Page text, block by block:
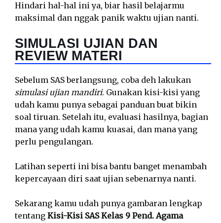
Hindari hal-hal ini ya, biar hasil belajarmu
maksimal dan nggak panik waktu ujian nanti.
SIMULASI UJIAN DAN
REVIEW MATERI
Sebelum SAS berlangsung, coba deh lakukan
simulasi ujian mandiri. Gunakan kisi-kisi yang
udah kamu punya sebagai panduan buat bikin
soal tiruan. Setelah itu, evaluasi hasilnya, bagian
mana yang udah kamu kuasai, dan mana yang
perlu pengulangan.
Latihan seperti ini bisa bantu banget menambah
kepercayaan diri saat ujian sebenarnya nanti.
Sekarang kamu udah punya gambaran lengkap
tentang Kisi-Kisi SAS Kelas 9 Pend. Agama